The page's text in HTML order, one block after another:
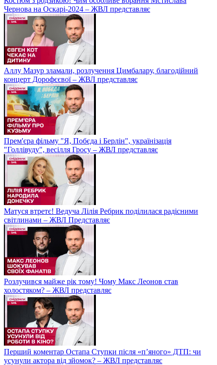
Чернова на Оскарі-2024 – ЖВЛ представляє
Аллу Мазур зламали, розлучення Цимбалару, благодійний
концерт Дорофєєвої – ЖВЛ представляє
Прем'єра фільму "Я, Побєда і Берлін", українізація
"Голлівуду", весілля Гросу – ЖВЛ представляє
Матуся втретє! Ведуча Лілія Ребрик поділилася радісними
світлинами – ЖВЛ Представляє
Розлучився майже рік тому! Чому Макс Леонов став
холостяком? – ЖВЛ представляє
Перший коментар Остапа Ступки після «п’яного» ДТП: чи
усунули актора від зйомок? – ЖВЛ представляє